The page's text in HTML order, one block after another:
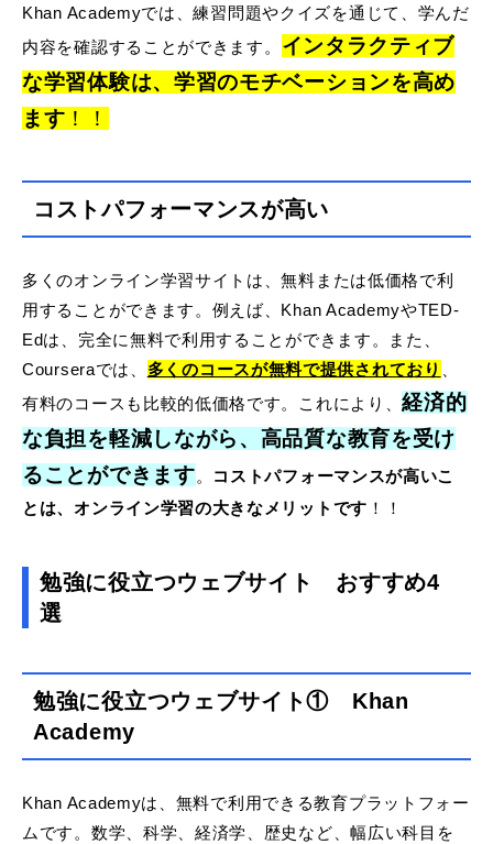
Khan Academyでは、練習問題やクイズを通じて、学んだ
内容を確認することができます。 インタラクティブ
な学習体験は、学習のモチベーションを高め
ます ！！
コストパフォーマンスが高い
多くのオンライン学習サイトは、無料または低価格で利
用することができます。例えば、Khan AcademyやTED-
Edは、完全に無料で利用することができます。また、
Courseraでは、 多くのコースが無料で提供されており
有料のコースも比較的低価格です。これにより、経済的
な負担を軽減しながら、高品質な教育を受け
ることができます。 コストパフォーマンスが高いこ
とは、オンライン学習の大きなメリットです ！！
勉強に役立つウェブサイト おすすめ4
選
勉強に役立つウェブサイト① Khan
Academy
Khan Academyは、無料で利用できる教育プラットフォー
ムです。数学、科学、経済学、歴史など、幅広い科目を